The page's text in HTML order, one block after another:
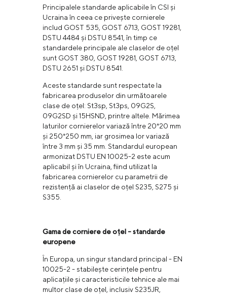
Principalele standarde aplicabile în CSI și
Ucraina în ceea ce privește cornierele
includ GOST 535, GOST 6713, GOST 19281,
DSTU 4484 și DSTU 8541, în timp ce
standardele principale ale claselor de oțel
sunt GOST 380, GOST 19281, GOST 6713,
DSTU 2651 și DSTU 8541.
Aceste standarde sunt respectate la
fabricarea produselor din următoarele
clase de oțel: St3sp, St3ps, 09G2S,
09G2SD și 15HSND, printre altele. Mărimea
laturilor cornierelor variază între 20*20 mm
și 250*250 mm, iar grosimea lor variază
între 3 mm și 35 mm. Standardul european
armonizat DSTU EN 10025-2 este acum
aplicabil și în Ucraina, fiind utilizat la
fabricarea cornierelor cu parametrii de
rezistență ai claselor de oțel S235, S275 și
S355.
Gama de corniere de oțel - standarde
europene
În Europa, un singur standard principal - EN
10025-2 - stabilește cerințele pentru
aplicațiile și caracteristicile tehnice ale mai
multor clase de oțel, inclusiv S235JR,